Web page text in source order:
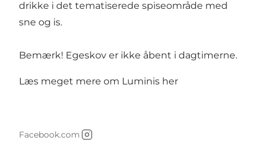
drikke i det tematiserede spiseområde med
sne og is.
Bemærk! Egeskov er ikke åbent i dagtimerne.
Læs meget mere om Luminis her
Facebook.com
Instagram